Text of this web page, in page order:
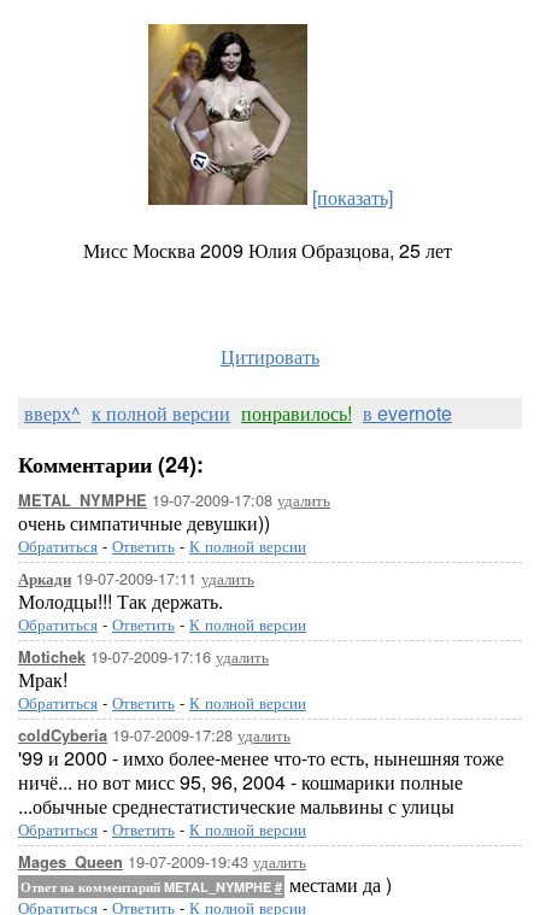
[показать]
Мисс Москва 2009 Юлия Образцова, 25 лет
Цитировать
вверх^ к полной версии понравилось! в evernote
Комментарии (24):
METAL_NYMPHE 19-07-2009-17:08 удалить
очень симпатичные девушки))
Обратиться - Ответить - К полной версии
Аркади 19-07-2009-17:11 удалить
Молодцы!!! Так держать.
Обратиться - Ответить - К полной версии
Motichek 19-07-2009-17:16 удалить
Мрак!
Обратиться - Ответить - К полной версии
coldCyberia 19-07-2009-17:28 удалить
'99 и 2000 - имхо более-менее что-то есть, нынешняя тоже
ничё... но вот мисс 95, 96, 2004 - кошмарики полные
...обычные среднестатистические мальвины с улицы
Обратиться - Ответить - К полной версии
Mages_Queen 19-07-2009-19:43 удалить
Ответ на комментарий METAL_NYMPHE # местами да )
Обратиться - Ответить - К полной версии